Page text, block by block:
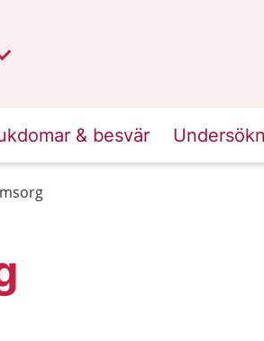
& besvär